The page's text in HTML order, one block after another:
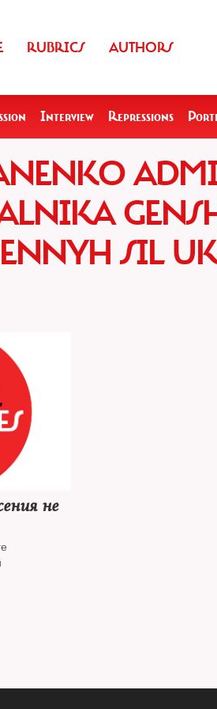
RUBRICS AUTHORS
Interview Repressions
SIL
не